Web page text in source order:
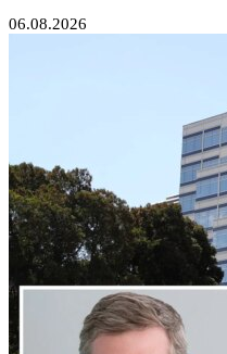
06.08.2026